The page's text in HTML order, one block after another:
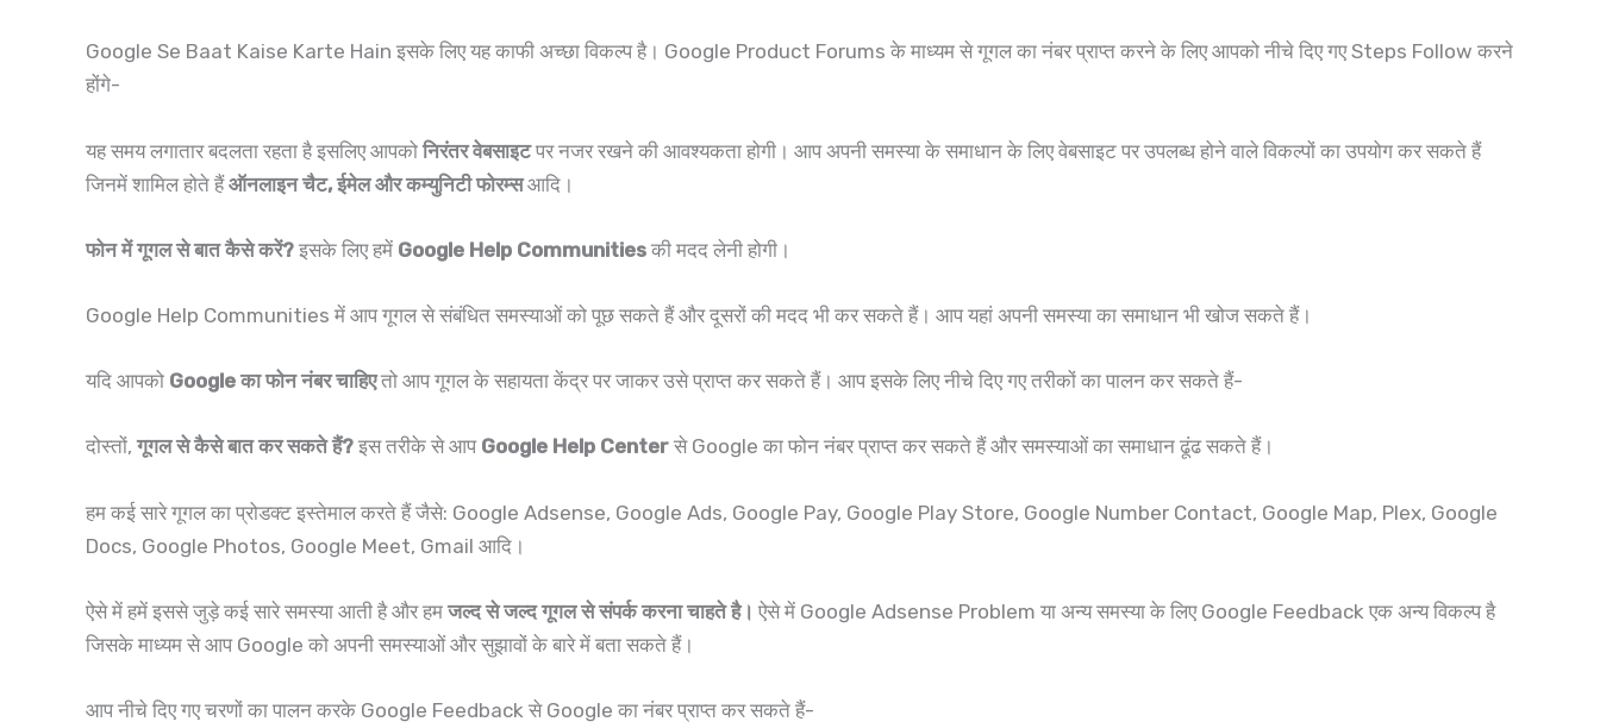
Google Se Baat Kaise Karte Hain इसके लिए यह काफी अच्छा विकल्प है। Google Product Forums के माध्यम से गूगल का नंबर प्राप्त करने के लिए आपको नीचे दिए गए Steps Follow करने
होंगे-
यह समय लगातार बदलता रहता है इसलिए आपको निरंतर वेबसाइटपर नजर रखने की आवश्यकता होगी। आप अपनी समस्या के समाधान के लिए वेबसाइट पर उपलब्ध होने वाले विकल्पों का उपयोग कर सकते हैं
जिनमें शामिल होते हैंऑनलाइन चैट, ईमेल और कम्युनिटी फोरम्सआदि।
फोन में गूगल से बात कैसे करें? इसके लिए हमें Google Help Communities की मदद लेनी होगी।
Google Help Communities में आप गूगल से संबंधित समस्याओं को पूछ सकते हैं और दूसरों की मदद भी कर सकते हैं। आप यहां अपनी समस्या का समाधान भी खोज सकते हैं।
यदि आपको Google का फोन नंबर चाहिएतो आप गूगल के सहायता केंद्र पर जाकर उसे प्राप्त कर सकते हैं। आप इसके लिए नीचे दिए गए तरीकों का पालन कर सकते हैं-
दोस्तों, गूगल से कैसे बात कर सकते हैं? इस तरीके से आप Google Help Center से Google का फोन नंबर प्राप्त कर सकते हैं और समस्याओं का समाधान ढूंढ सकते हैं।
हम कई सारे गूगल का प्रोडक्ट इस्तेमाल करते हैं जैसे: Google Adsense, Google Ads, Google Pay, Google Play Store, Google Number Contact, Google Map, Plex, Google
Docs, Google Photos, Google Meet, Gmail आदि।
ऐसे में हमें इससे जुड़े कई सारे समस्या आती है और हम जल्द से जल्द गूगल से संपर्क करना चाहते है। ऐसे में Google Adsense Problem या अन्य समस्या के लिए Google Feedback एक अन्य विकल्प है
जिसके माध्यम से आप Google को अपनी समस्याओं और सुझावों के बारे में बता सकते हैं।
आप नीचे दिए गए चरणों का पालन करके Google Feedback से Google का नंबर प्राप्त कर सकते हैं-